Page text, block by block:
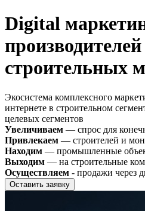
Digital
производителей
строительных
Экосистема комплексного
интернете в строительном
целевых сегментов
Увеличиваем — спрос для
Привлекаем — строителей и
Находим — промышленные
Выходим — на строительные
Осуществляем - продажи через
Оставить заявку